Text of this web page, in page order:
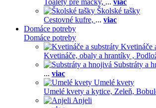
Toalety pre mačky, ... viac
Školské tašky
Cestovné kufre, ... viac
Domáce potreby
Domáce potreby
Kvetináče
Kvetináče, obaly a hrantíky ,
Substráty a
... viac
Umelé kvety
Umelé kvety a kytice, Zeleň,
Anjeli